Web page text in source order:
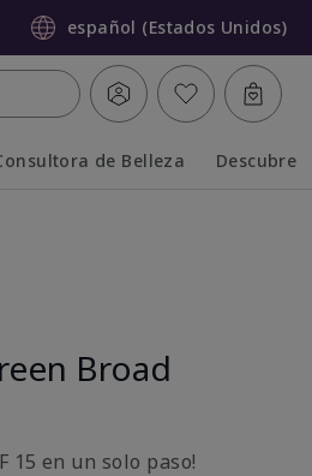
español (Estados Unidos)
de Belleza Descubre
Broad
15 en un solo paso!